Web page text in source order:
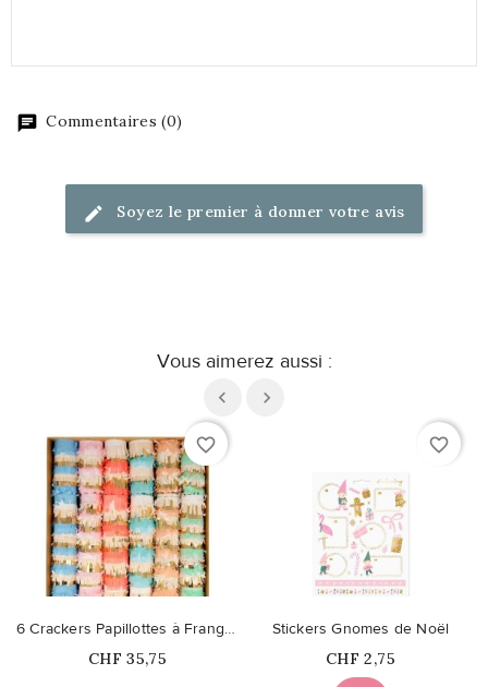
Commentaires (0)
Soyez le premier à donner votre avis
Vous aimerez aussi :
favorite_border
6 Crackers Papillottes à Franges Pastel
Prix
CHF 35,75
favorite_border
Stickers Gnomes de Noël
Prix
CHF 2,75